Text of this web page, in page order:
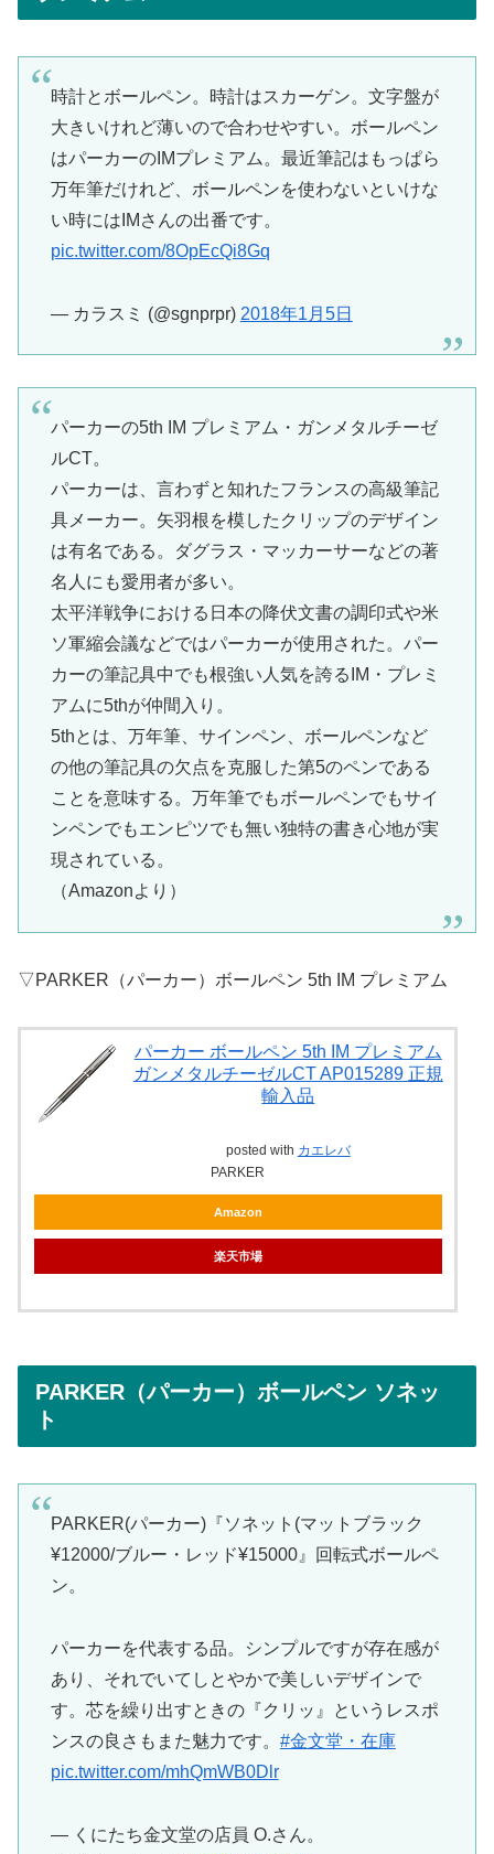
時計とボールペン。時計はスカーゲン。文字盤が
大きいけれど薄いので合わせやすい。ボールペン
はパーカーのIMプレミアム。最近筆記はもっぱら
万年筆だけれど、ボールペンを使わないといけな
い時にはIMさんの出番です。
pic.twitter.com/8OpEcQi8Gq
— カラスミ (@sgnprpr) 2018年1月5日
パーカーの5th IM プレミアム・ガンメタルチーゼ
ルCT。
パーカーは、言わずと知れたフランスの高級筆記
具メーカー。矢羽根を模したクリップのデザイン
は有名である。ダグラス・マッカーサーなどの著
名人にも愛用者が多い。
太平洋戦争における日本の降伏文書の調印式や米
ソ軍縮会議などではパーカーが使用された。パー
カーの筆記具中でも根強い人気を誇るIM・プレミ
アムに5thが仲間入り。
5thとは、万年筆、サインペン、ボールペンなど
の他の筆記具の欠点を克服した第5のペンである
ことを意味する。万年筆でもボールペンでもサイ
ンペンでもエンピツでも無い独特の書き心地が実
現されている。
（Amazonより）
▽PARKER（パーカー）ボールペン 5th IM プレミアム
パーカー ボールペン 5th IM プレミアム
ガンメタルチーゼルCT AP015289 正規
輸入品
posted with カエレバ
PARKER
Amazon
楽天市場
PARKER（パーカー）ボールペン ソネッ
ト
PARKER(パーカー)『ソネット(マットブラック
¥12000/ブルー・レッド¥15000』回転式ボールペ
ン。
パーカーを代表する品。シンプルですが存在感が
あり、それでいてしとやかで美しいデザインで
す。芯を繰り出すときの『クリッ』というレスポ
ンスの良さもまた魅力です。 #金文堂・在庫
pic.twitter.com/mhQmWB0Dlr
— くにたち金文堂の店員 O.さん。